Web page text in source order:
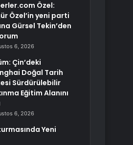
Özel:
Özel’in yeni parti
Gürsel Tekin’den
6, 2026
Çin’deki
Doğal Tarih
Sürdürülebilir
Eğitim Alanını
6, 2026
Yeni